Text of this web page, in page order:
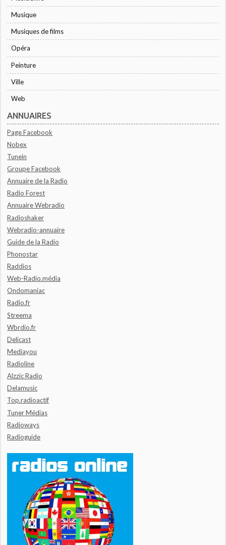
Musique
Musiques de films
Opéra
Peinture
Ville
Web
ANNUAIRES
Page Facebook
Nobex
Tunein
Groupe Facebook
Annuaire de la Radio
Radio Forest
Annuaire Webradio
Radioshaker
Webradio-annuaire
Guide de la Radio
Phonostar
Raddios
Web-Radio.média
Ondomaniac
Radio.fr
Streema
Wbrdio.fr
Delicast
Mediayou
Radioline
Alzzic Radio
Delamusic
Top.radioactif
Tuner Médias
Radioways
Radioguide